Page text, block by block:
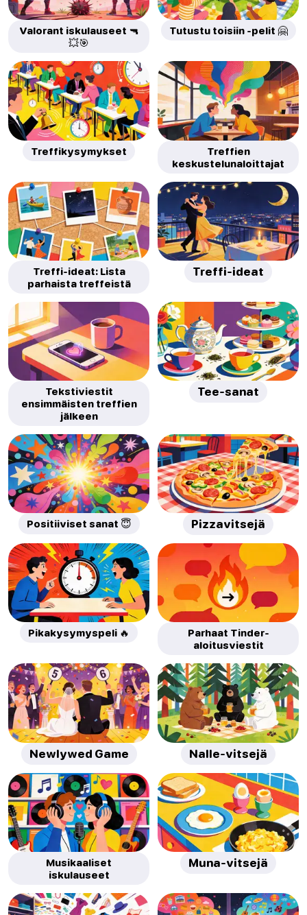
Valorant iskulauseet 🔫
💥🎯
Tutustu toisiin -pelit 🤗
Treffikysymykset
Treffien
keskustelunaloittajat
Treffi-ideat: Lista
parhaista treffeistä
Treffi-ideat
Tekstiviestit
ensimmäisten treffien
jälkeen
Tee-sanat
Positiiviset sanat 😇 Pizzavitsejä
Pikakysymyspeli 🔥
Parhaat Tinder-
aloitusviestit
Newlywed Game Nalle-vitsejä
Musikaaliset
iskulauseet
Muna-vitsejä